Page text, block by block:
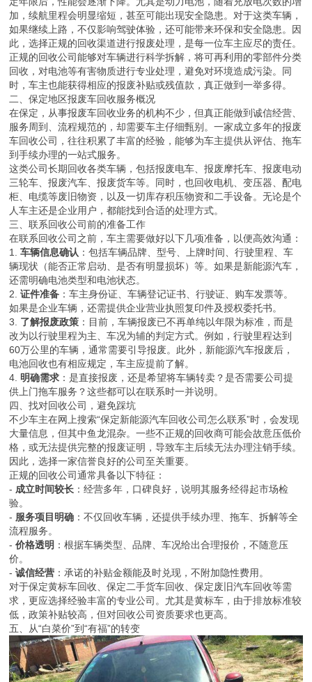
加，续航里程会明显缩短，甚至可能出现安全隐患。对于这类车辆，
如果继续上路，不仅影响驾驶体验，还可能带来环保和安全隐患。因
此，选择正规的回收渠道进行报废处理，是每一位车主应尽的责任。
正规的回收公司能够对车辆进行科学拆解，将可再利用的零部件分类
回收，对电池等有害物质进行专业处理，避免对环境造成污染。同
时，车主也能获得相应的报废补贴或残值款，真正做到一举多得。
二、保定地区报废车回收服务概况
在保定，从事报废车回收业务的机构不少，但真正能做到诚信经营、
服务周到、流程规范的，却需要车主仔细甄别。一家成立多年的报废
车回收公司，往往积累了丰富的经验，能够为车主提供从评估、拖车
到手续办理的一站式服务。
这类公司长期回收各类车辆，包括报废电车、报废摩托车、报废电动
三轮车、报废汽车、报废货车等。同时，也回收电机、变压器、配电
柜、电缆等废旧物资，以及一切库存积压物资和二手设备。无论是个
人车主还是企业用户，都能找到合适的处理方式。
三、联系回收公司前的准备工作
在联系回收公司之前，车主需要做好以下几项准备，以便高效沟通：
1.车辆信息确认 ：包括车辆品牌、型号、上牌时间、行驶里程、车
辆现状（能否正常启动、是否有明显损坏）等。如果是新能源汽车，
还需明确电池类型和电池状态。
2.证件准备 ：车主身份证、车辆登记证书、行驶证、购车发票等。
如果是企业车辆，还需提供企业营业执照复印件及授权委托书。
3. 了解报废政策 ：目前，车辆报废已不再单纯以年限为标准，而是
改为以行驶里程为主、车况为辅的判定方式。例如，行驶里程达到
60万公里的车辆，通常需要引导报废。此外，新能源汽车报废后，
电池回收也有相应规定，车主应提前了解。
4. 明确需求 ：是直接报废，还是希望将车辆转卖？是否需要公司提
供上门拖车服务？这些都可以在联系时一并说明。
四、找对回收公司，避免踩坑
不少车主在网上搜索“保定新能源汽车回收公司怎么联系”时，会发现
大量信息，但其中鱼龙混杂。一些不正规的回收商可能会故意压低价
格，或无法提供完整的报废证明，导致车主后续无法办理注销手续。
因此，选择一家信誉良好的公司至关重要。
正规的回收公司通常具备以下特征：
- 成立时间较长 ：经营多年，口碑良好，说明其服务经得起市场检
验。
- 服务项目明确 ：不仅回收车辆，还提供手续办理、拖车、拆解等全
流程服务。
-价格透明 ：根据车辆类型、品牌、车况给出合理报价，不随意压
价。
-诚信经营 ：承诺的补贴金额能及时兑现，不附加隐性费用。
对于保定黄标车回收、保定二手货车回收、保定废旧汽车回收等需
求，更应选择经验丰富的专业公司。尤其是黄标车，由于排放标准较
低，政策补贴较高，但对回收公司资质要求也更高。
五、从“白菜价”到“有福”的转变